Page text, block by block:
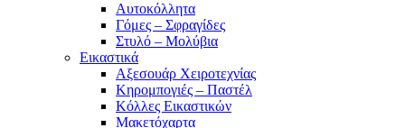
Αυτοκόλλητα
Γόμες – Σφραγίδες
Στυλό – Μολύβια
Εικαστικά
Αξεσουάρ Χειροτεχνίας
Κηρομπογιές – Παστέλ
Κόλλες Εικαστικών
Μακετόχαρτα